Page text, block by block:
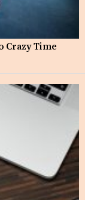
Crazy Time